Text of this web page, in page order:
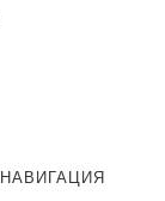
НАВИГАЦИЯ